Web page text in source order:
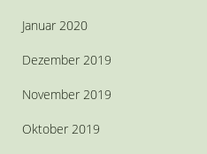
Januar 2020
Dezember 2019
November 2019
Oktober 2019